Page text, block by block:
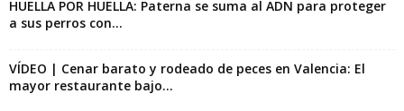
HUELLA POR HUELLA: Paterna se suma al ADN para proteger
a sus perros con...
VÍDEO | Cenar barato y rodeado de peces en Valencia: El
mayor restaurante bajo...